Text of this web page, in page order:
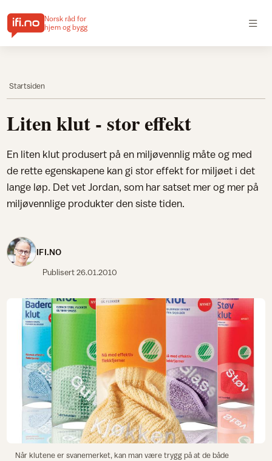
Norsk råd for
hjem og bygg
Startsiden
Liten klut - stor effekt
En liten klut produsert på en miljøvennlig måte og med
de rette egenskapene kan gi stor effekt for miljøet i det
lange løp. Det vet Jordan, som har satset mer og mer på
miljøvennlige produkter den siste tiden.
IFI.NO
Publisert26.01.2010
Når klutene er svanemerket, kan man være trygg på at de både